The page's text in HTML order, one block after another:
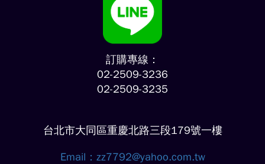
訂購專線：
02-2509-3236
02-2509-3235
台北市大同區重慶北路三段179號一樓
Email： zz7792@yahoo.com.tw